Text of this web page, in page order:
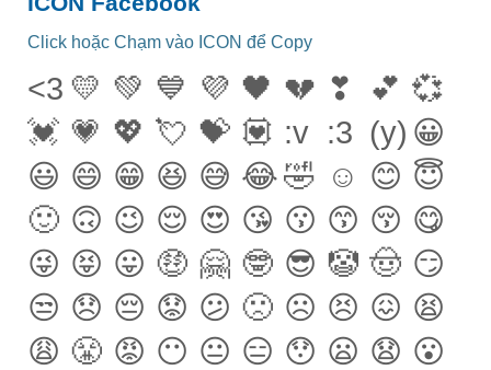
Click hoặc Chạm vào ICON để Copy
<3 💛 💚 💙 💜 🖤 💔 ❣ 💕 💞
💓 💗 💖 💘 💝 💟 :v :3 (y) 😀
😃 😄 😁 😆 😅 😂🤣 ☺ 😊 😇
🙂 🙃 😉 😌 😍 😘 😗 😙 😚 😋
😜 😝 😛 🤑 🤗 🤓 😎 🤡 🤠 😏
😒 😞 😔 😟 😕 🙁 ☹ 😣 😖 😫
😩 😤 😡 😶 😐 😑 😯 😦 😧 😮